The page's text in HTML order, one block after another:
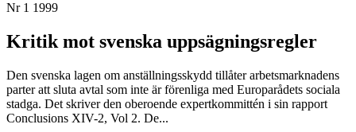
Nr 1 1999
Kritik mot svenska uppsägningsregler
Den svenska lagen om anställningsskydd tillåter arbetsmarknadens
parter att sluta avtal som inte är förenliga med Europarådets sociala
stadga. Det skriver den oberoende expertkommittén i sin rapport
Conclusions XIV-2, Vol 2. De...